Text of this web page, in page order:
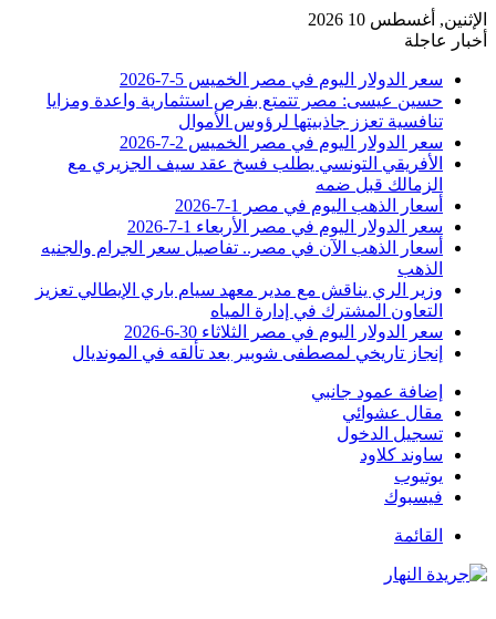
الإثنين, أغسطس 10 2026
أخبار عاجلة
سعر الدولار اليوم في مصر الخميس 5-7-2026
حسين عيسى: مصر تتمتع بفرص استثمارية واعدة ومزايا
تنافسية تعزز جاذبيتها لرؤوس الأموال
سعر الدولار اليوم في مصر الخميس 2-7-2026
الأفريقي التونسي يطلب فسخ عقد سيف الجزيري مع
الزمالك قبل ضمه
أسعار الذهب اليوم في مصر 1-7-2026
سعر الدولار اليوم في مصر الأربعاء 1-7-2026
أسعار الذهب الآن في مصر.. تفاصيل سعر الجرام والجنيه
الذهب
وزير الري يناقش مع مدير معهد سيام باري الإيطالي تعزيز
التعاون المشترك في إدارة المياه
سعر الدولار اليوم في مصر الثلاثاء 30-6-2026
إنجاز تاريخي لمصطفى شوبير بعد تألقه في المونديال
إضافة عمود جانبي
مقال عشوائي
تسجيل الدخول
ساوند كلاود
يوتيوب
فيسبوك
القائمة